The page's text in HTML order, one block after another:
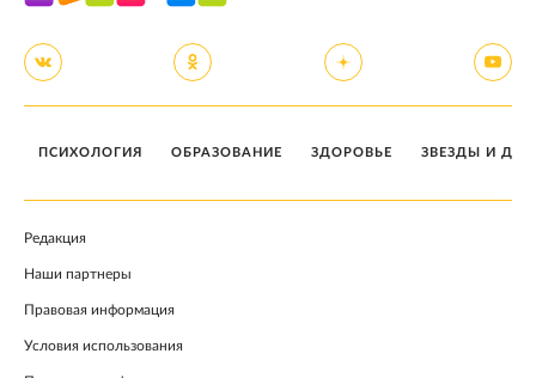
ПСИХОЛОГИЯ ОБРАЗОВАНИЕ ЗДОРОВЬЕ ЗВЕЗДЫ И
Редакция
Наши партнеры
Правовая информация
Условия использования